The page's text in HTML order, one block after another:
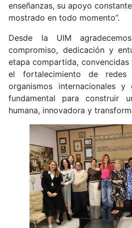
enseñanzas, su apoyo
mostrado en todo momento”.
Desde la UIM
compromiso, dedicación y
etapa compartida,
el fortalecimiento de redes
organismos internacionales
fundamental para construir
humana, innovadora y